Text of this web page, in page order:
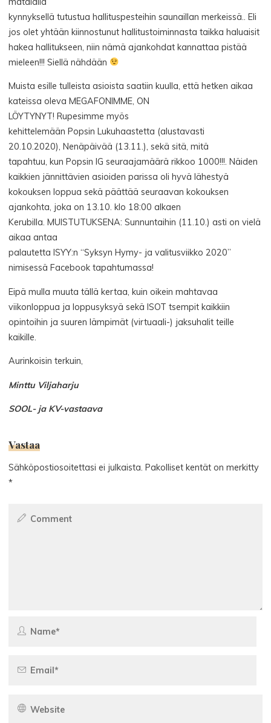
kynnyksellä tutustua hallituspesteihin saunaillan merkeissä.. Eli
jos olet yhtään kiinnostunut hallitustoiminnasta taikka haluaisit
hakea hallitukseen, niin nämä ajankohdat kannattaa pistää
mieleen!!! Siellä nähdään
Muista esille tulleista asioista saatiin kuulla, että hetken aikaa
kateissa oleva MEGAFONIMME, ON
LÖYTYNYT! Rupesimme myös
kehittelemään Popsin Lukuhaastetta (alustavasti
20.10.2020), Nenäpäivää (13.11.), sekä sitä, mitä
tapahtuu, kun Popsin IG seuraajamäärä rikkoo 1000!!!. Näiden
kaikkien jännittävien asioiden parissa oli hyvä lähestyä
kokouksen loppua sekä päättää seuraavan kokouksen
ajankohta, joka on 13.10. klo 18:00 alkaen
Kerubilla. MUISTUTUKSENA: Sunnuntaihin (11.10.) asti on vielä
aikaa antaa
palautetta ISYY:n “Syksyn Hymy- ja valitusviikko 2020”
nimisessä Facebook tapahtumassa!
Eipä mulla muuta tällä kertaa, kuin oikein mahtavaa
viikonloppua ja loppusyksyä sekä ISOT tsempit kaikkiin
opintoihin ja suuren lämpimät (virtuaali-) jaksuhalit teille
kaikille.
Aurinkoisin terkuin,
Minttu Viljaharju
SOOL- ja KV-vastaava
Vastaa
Sähköpostiosoitettasi ei julkaista. Pakolliset kentät on merkitty
*